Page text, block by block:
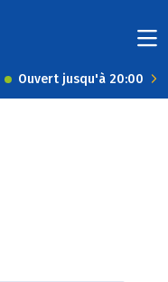
Ouvert jusqu'à 20:00